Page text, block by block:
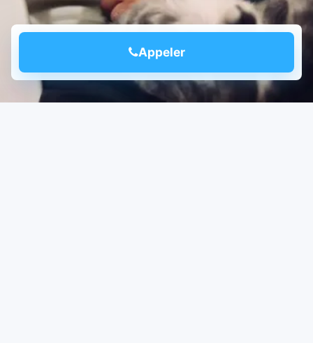
Appeler